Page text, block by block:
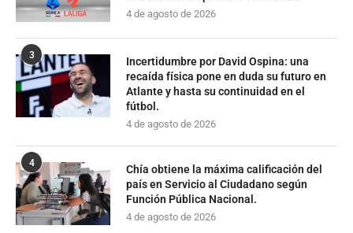
4 de agosto de 2026
3
Incertidumbre por David Ospina: una
recaída física pone en duda su futuro en
Atlante y hasta su continuidad en el
fútbol.
4 de agosto de 2026
4
Chía obtiene la máxima calificación del
país en Servicio al Ciudadano según
Función Pública Nacional.
4 de agosto de 2026